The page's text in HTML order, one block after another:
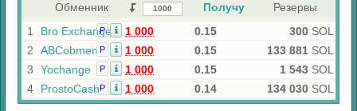
Обменник Получу
Резервы
1
Bro Exchange
Р 1 000 0.15 300 SOL
2
ABCobmen Р 1 000 0.15 133 881 SOL
3
Yochange Р 1 000 0.15 1 543 SOL
4
ProstoCashР 1 000 0.14 134 030 SOL